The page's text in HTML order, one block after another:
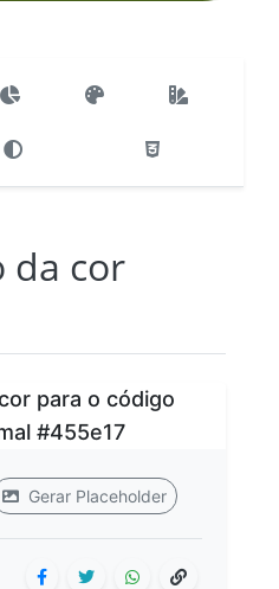
da cor
Gerar Placeholder